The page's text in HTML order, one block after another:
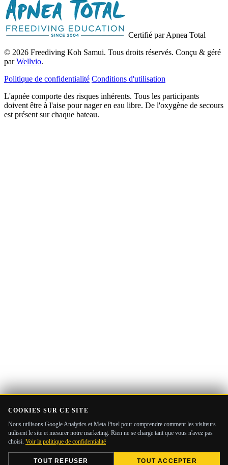
Certifié par Apnea Total
© 2026 Freediving Koh Samui. Tous droits réservés. Conçu & géré
parWellvio.
Politique de confidentialité Conditions d'utilisation
L'apnée comporte des risques inhérents. Tous les participants
doivent être à l'aise pour nager en eau libre. De l'oxygène de secours
est présent sur chaque bateau.
COOKIES SUR CE SITE
Nous utilisons Google Analytics et Meta Pixel pour comprendre comment les visiteurs
utilisent le site et mesurer notre marketing. Rien ne se charge tant que vous n'avez pas
choisi. Voir la politique de confidentialité
TOUT REFUSER TOUT ACCEPTER